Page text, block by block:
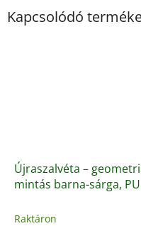
Kapcsolódó
Újraszalvéta –
mintás barna-sárga,
Raktáron